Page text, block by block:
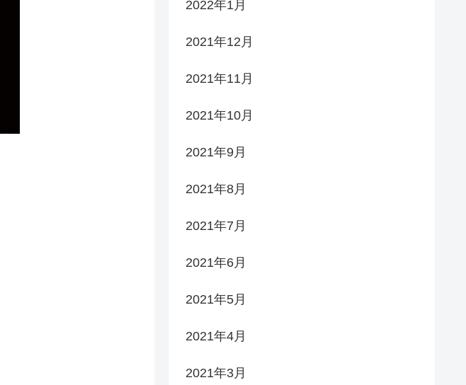
2022年1月
2021年12月
2021年11月
2021年10月
2021年9月
2021年8月
2021年7月
2021年6月
2021年5月
2021年4月
2021年3月